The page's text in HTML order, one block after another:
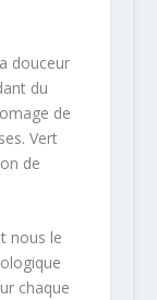
douceur
du
de
Vert
de
nous le
chaque